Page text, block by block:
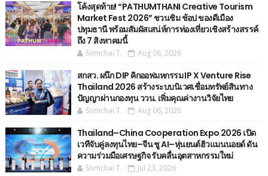
โค้งสุดท้าย! “PATHUMTHANI Creative Tourism
Market Fest 2026” ชวนชิม ช้อป ของดีเมือง
ปทุมธานี พร้อมสัมผัสเสน่ห์การท่องเที่ยวเชิงสร้างสรรค์
ถึง 7 สิงหาคมนี้
Somchai T. Aug 06, 2026
สกสว. ผนึก DIP คิกออฟมหกรรม IP X Venture Rise
Thailand 2026 สร้างระบบนิเวศเชื่อมทรัพย์สินทาง
ปัญญาผ่านกองทุน ววน. เพิ่มคุณค่างานวิจัยไทย
Somchai T. Aug 06, 2026
Thailand–China Cooperation Expo 2026 เปิด
เวทีจับคู่ลงทุนไทย–จีน ชู AI–หุ่นยนต์ฮิวแมนนอยด์ ดัน
ความร่วมมือเศรษฐกิจ รับคลื่นอุตสาหกรรมใหม่
Somchai T. Jul 23, 2026